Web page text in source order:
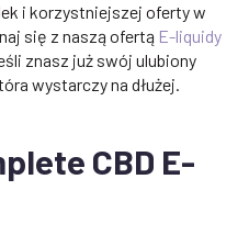
i korzystniejszej oferty w
się z naszą ofertą E-liquidy
znasz już swój ulubiony
wystarczy na dłużej.
CBD E-